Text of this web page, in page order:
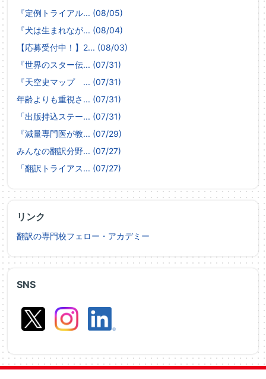
SNS
『定例トライアル... (08/05)
『犬は生まれなが... (08/04)
【応募受付中！】2... (08/03)
『世界のスター伝... (07/31)
『天空史マップ ... (07/31)
年齢よりも重視さ... (07/31)
「出版持込ステー... (07/31)
『減量専門医が教... (07/29)
みんなの翻訳分野... (07/27)
「翻訳トライアス... (07/27)
リンク
翻訳の専門校フェロー・アカデミー